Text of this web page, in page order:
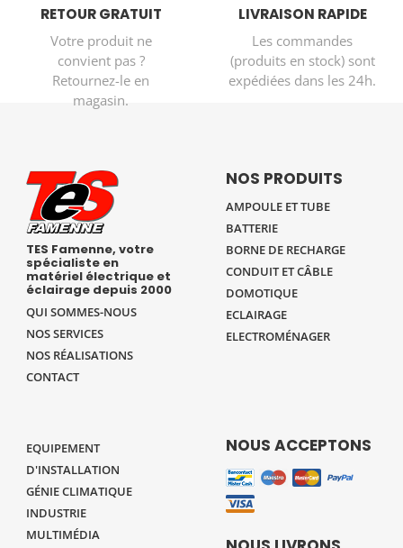
RETOUR GRATUIT
Votre produit ne
convient pas ?
Retournez-le en
magasin.
LIVRAISON RAPIDE
Les commandes
(produits en stock) sont
expédiées dans les 24h.
TES Famenne, votre
spécialiste en
matériel électrique et
éclairage depuis 2000
QUI SOMMES-NOUS
NOS SERVICES
NOS RÉALISATIONS
CONTACT
NOS PRODUITS
AMPOULE ET TUBE
BATTERIE
BORNE DE RECHARGE
CONDUIT ET CÂBLE
DOMOTIQUE
ECLAIRAGE
ELECTROMÉNAGER
EQUIPEMENT
D'INSTALLATION
GÉNIE CLIMATIQUE
INDUSTRIE
MULTIMÉDIA
NOUS ACCEPTONS